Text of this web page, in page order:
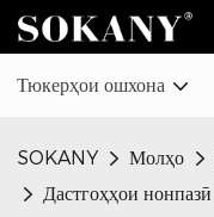
Тюкерҳои ошхона
SOKANY Молҳо
Дастгоҳҳои нонпазӣ